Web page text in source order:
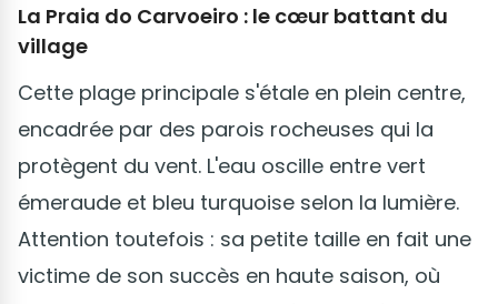
La Praia do Carvoeiro : le cœur battant du
village
Cette plage principale s'étale en plein centre,
encadrée par des parois rocheuses qui la
protègent du vent. L'eau oscille entre vert
émeraude et bleu turquoise selon la lumière.
Attention toutefois : sa petite taille en fait une
victime de son succès en haute saison, où